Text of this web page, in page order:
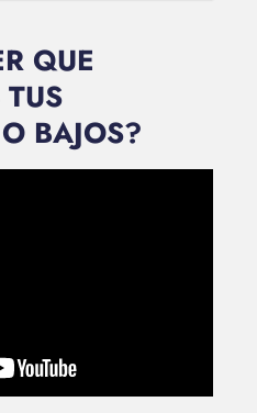
QUE
BAJOS?